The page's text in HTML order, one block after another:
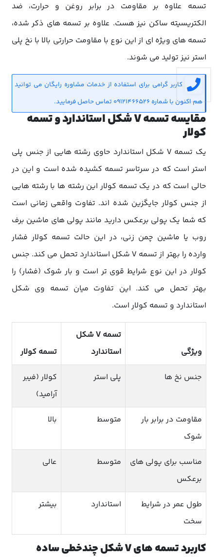
تسمه علاوه بر مقاومت در برابر روغن و حرارت، ضد
الکتریسیته ساکن نیز هست. علاوه بر تسمه های ذکر شده،
تسمه های ویژه ای از این نوع با مقاومت حرارتی بالا با نخ پلی
استر نیز تولید می شوند.
کاربر گرامی برای استفاده از خدمات مشاوره رایگان می توانید
هم اکنون با شماره 09121466526 تماس حاصل فرمایید.
مقایسه تسمه V شکل استاندارد و تسمه
کولار
یک تسمه V شکل استاندارد حاوی رشته هایی از جنس پلی
استر است که در سرتاسر تسمه کشیده شده است و این در
حالی است که در یک تسمه کولار این رشته ها با رشته هایی
از جنس کولار جایگزین شده اند. تفاوت واقعی زمانی است
که شما یک پولی برعکس دارید مانند پولی های ماشین برف
روب یا ماشین چمن زنی، در این حالت تسمه کولار فشار
وارده را بهتر از تسمه V شکل استاندارد تحمل می کند. جنس
کولار در این نوع شرایط قوی تر است و بار شوک (فشار) را
بهتر تحمل می کند. این تفاوت میان تسمه وی شکل
استاندارد و تسمه کولار است.
ویژگی
تسمه V شکل
استاندارد
تسمه کولار
جنس نخ ها پلی استر
کولار (فیبر
آرامید)
مقاومت در برابر بار
شوک
متوسط بالا
مناسب برای پولی های
برعکس
متوسط عالی
طول عمر در شرایط
سخت
استاندارد بیشتر
کاربرد تسمه های V شکل چندخطی ساده